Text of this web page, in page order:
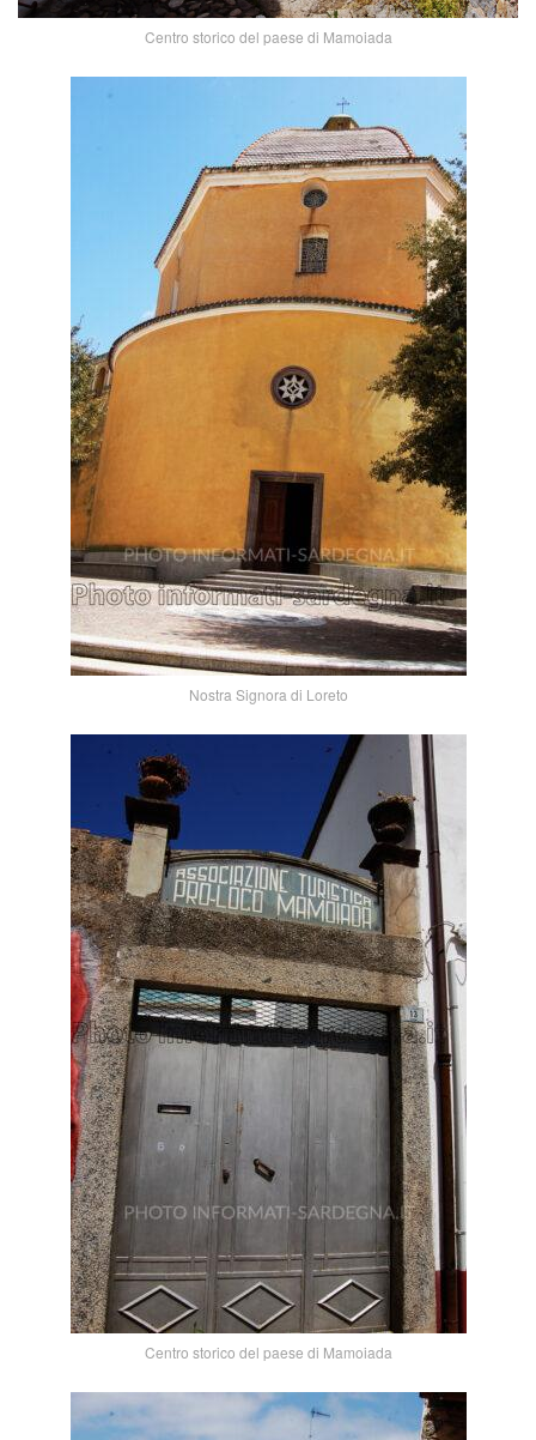
Centro storico del paese di Mamoiada
Nostra Signora di Loreto
Centro storico del paese di Mamoiada